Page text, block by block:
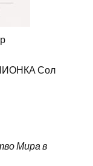
Сол
Мира в